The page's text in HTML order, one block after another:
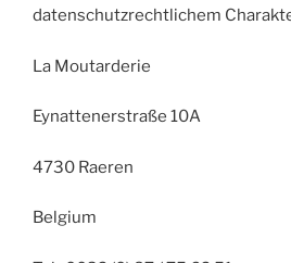
datenschutzrechtlichem
La Moutarderie
Eynattenerstraße 10A
4730 Raeren
Belgium